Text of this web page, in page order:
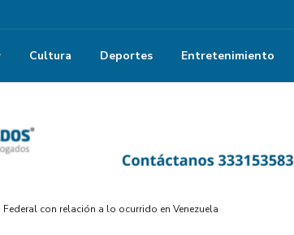
Cultura Deportes Entretenimiento
con relación a lo ocurrido en Venezuela